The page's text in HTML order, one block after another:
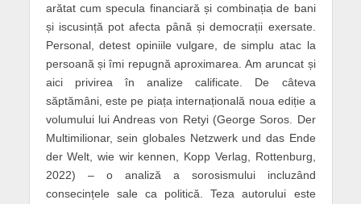
arătat cum specula financiară și combinația de bani
și iscusință pot afecta până și democrații exersate.
Personal, detest opiniile vulgare, de simplu atac la
persoană și îmi repugnă aproximarea. Am aruncat și
aici privirea în analize calificate. De câteva
săptămâni, este pe piața internațională noua ediție a
volumului lui Andreas von Retyi (George Soros. Der
Multimilionar, sein globales Netzwerk und das Ende
der Welt, wie wir kennen, Kopp Verlag, Rottenburg,
2022) – o analiză a sorosismului incluzând
consecințele sale ca politică. Teza autorului este